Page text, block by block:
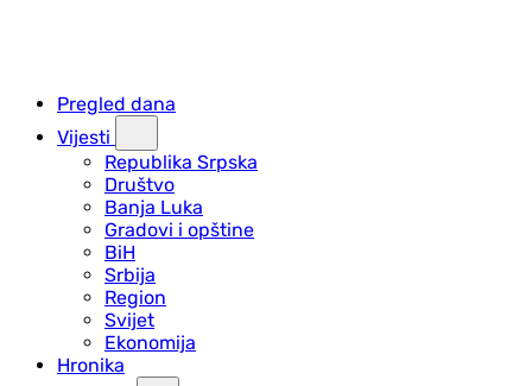
Pregled dana
Vijesti
Republika Srpska
Društvo
Banja Luka
Gradovi i opštine
BiH
Srbija
Region
Svijet
Ekonomija
Hronika